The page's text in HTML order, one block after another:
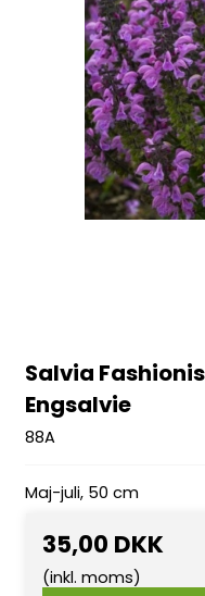
Salvia
Engsalvie
88A
Maj-juli, 50 cm
35,00 DKK
(inkl. moms)